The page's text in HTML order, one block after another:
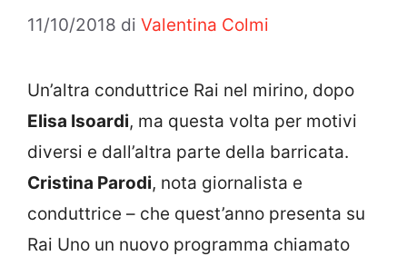
11/10/2018 di Valentina Colmi
Un’altra conduttrice Rai nel mirino, dopo
Elisa Isoardi, ma questa volta per motivi
diversi e dall’altra parte della barricata.
Cristina Parodi, nota giornalista e
conduttrice – che quest’anno presenta su
Rai Uno un nuovo programma chiamato